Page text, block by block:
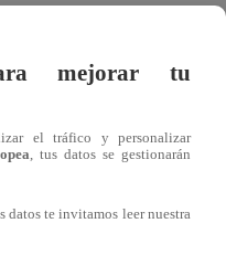
energía y ritmo, el
“Hoy he venido a dar
entre la fuerza salsera
mejorar tu
el tráfico y personalizar
, tus datos se gestionarán
datos te invitamos leer nuestra